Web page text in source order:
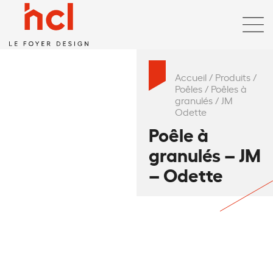
Accueil / Produits /
Poêles / Poêles à
granulés / JM
Odette
Poêle à
granulés – JM
– Odette